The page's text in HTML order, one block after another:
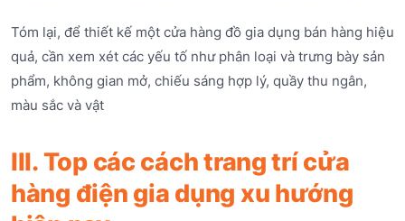
Tóm lại, để thiết kế một cửa hàng đồ gia dụng bán hàng hiệu
quả, cần xem xét các yếu tố như phân loại và trưng bày sản
phẩm, không gian mở, chiếu sáng hợp lý, quầy thu ngân,
màu sắc và vật
III. Top các cách trang trí cửa
hàng điện gia dụng xu hướng